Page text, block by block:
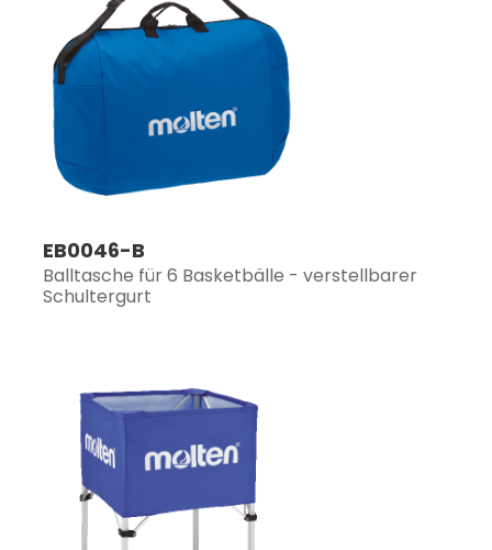
EB0046-B
Balltasche für 6 Basketbälle - verstellbarer
Schultergurt